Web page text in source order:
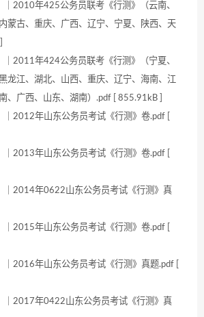
年425公务员联考《行测》（云南、
蒙古、重庆、广西、辽宁、宁夏、陕西、天
年424公务员联考《行测》（宁夏、
龙江、湖北、山西、重庆、辽宁、海南、江
、广西、山东、湖南）.pdf [ 855.91kB ]
年山东公务员考试《行测》卷.pdf [
年山东公务员考试《行测》卷.pdf [
年0622山东公务员考试《行测》真
年山东公务员考试《行测》卷.pdf [
年山东公务员考试《行测》真题.pdf [
年0422山东公务员考试《行测》真